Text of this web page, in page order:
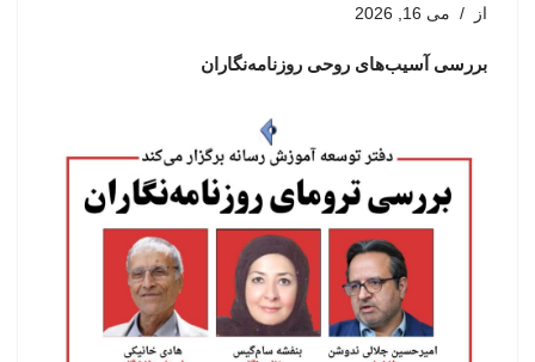
از می 16, 2026
بررسی آسیب‌های روحی روزنامه‌نگاران